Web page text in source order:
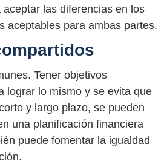
las diferencias en los
aceptables para ambas partes.
Tener objetivos
lograr lo mismo y se evita que
y largo plazo, se pueden
una planificación financiera
puede fomentar la igualdad